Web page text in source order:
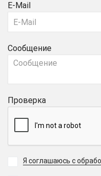
E-Mail
Сообщение
Проверка
Я соглашаюсь с